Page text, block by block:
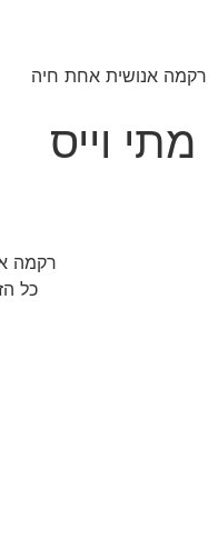
רקמה אנושית אחת חיה
מתי וייס
רקמה
כל